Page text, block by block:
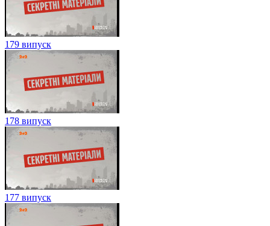
179 випуск
178 випуск
177 випуск